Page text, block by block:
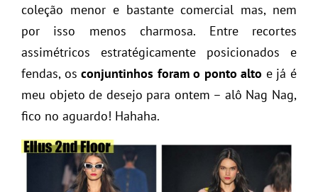
coleção menor e bastante comercial mas, nem
por isso menos charmosa. Entre recortes
assimétricos estratégicamente posicionados e
fendas, osconjuntinhos foram o ponto alto e já é
meu objeto de desejo para ontem – alô Nag Nag,
fico no aguardo! Hahaha.